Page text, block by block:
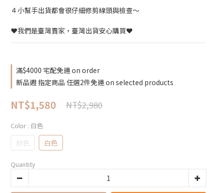
４小幫手出貨都會很仔細修剪線頭與檢查～
❤️我們是臺灣賣家，臺灣出貨安心購買❤️
滿$4000 宅配免運 on order
新品週 指定商品 任選2件免運 on selected products
NT$1,580 NT$2,980
Color : 白色
粉色 白色
Quantity